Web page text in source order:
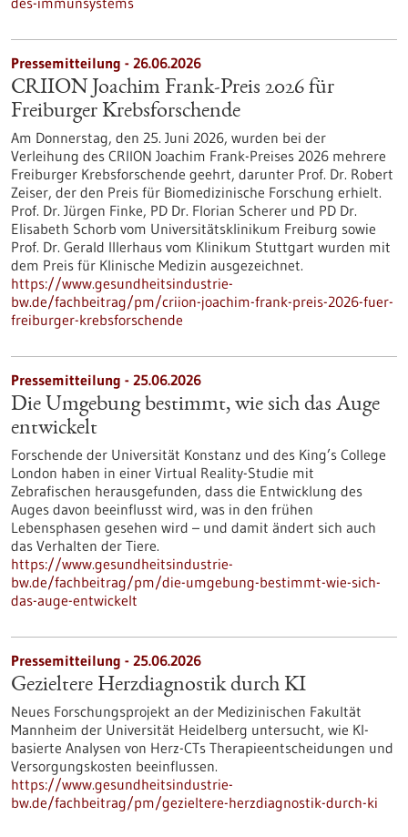
Pressemitteilung - 26.06.2026
CRIION Joachim Frank-Preis 2026 für
Freiburger Krebsforschende
Am Donnerstag, den 25. Juni 2026, wurden bei der
Verleihung des CRIION Joachim Frank-Preises 2026 mehrere
Freiburger Krebsforschende geehrt, darunter Prof. Dr. Robert
Zeiser, der den Preis für Biomedizinische Forschung erhielt.
Prof. Dr. Jürgen Finke, PD Dr. Florian Scherer und PD Dr.
Elisabeth Schorb vom Universitätsklinikum Freiburg sowie
Prof. Dr. Gerald Illerhaus vom Klinikum Stuttgart wurden mit
dem Preis für Klinische Medizin ausgezeichnet.
https://www.gesundheitsindustrie-
bw.de/fachbeitrag/pm/criion-joachim-frank-preis-2026-fuer-
freiburger-krebsforschende
Pressemitteilung - 25.06.2026
Die Umgebung bestimmt, wie sich das Auge
entwickelt
Forschende der Universität Konstanz und des King’s College
London haben in einer Virtual Reality-Studie mit
Zebrafischen herausgefunden, dass die Entwicklung des
Auges davon beeinflusst wird, was in den frühen
Lebensphasen gesehen wird – und damit ändert sich auch
das Verhalten der Tiere.
https://www.gesundheitsindustrie-
bw.de/fachbeitrag/pm/die-umgebung-bestimmt-wie-sich-
das-auge-entwickelt
Pressemitteilung - 25.06.2026
Gezieltere Herzdiagnostik durch KI
Neues Forschungsprojekt an der Medizinischen Fakultät
Mannheim der Universität Heidelberg untersucht, wie KI-
basierte Analysen von Herz-CTs Therapieentscheidungen und
Versorgungskosten beeinflussen.
https://www.gesundheitsindustrie-
bw.de/fachbeitrag/pm/gezieltere-herzdiagnostik-durch-ki